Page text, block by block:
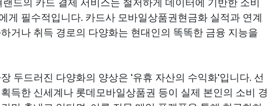
게 필수적입니다. 카드사 모바일상품권현금화 실적과 연계
거나 취득 경로의 다양화는 현대인의 똑똑한 금융 지능을
두드러진 다양화의 양상은 '유휴 자산의 수익화'입니다. 선
득한 신세계나 롯데모바일상품권 등이 실제 본인의 소비 경